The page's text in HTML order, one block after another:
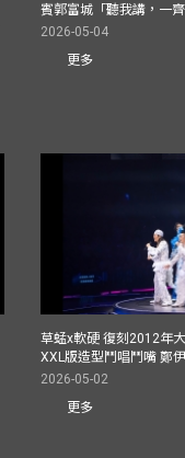
賓郭富城「聽我講，一
2026-05-04
更多
草蜢x軟硬 復刻2012年
XXL版造型鬥唱鬥嘴 鄭
2026-05-02
更多